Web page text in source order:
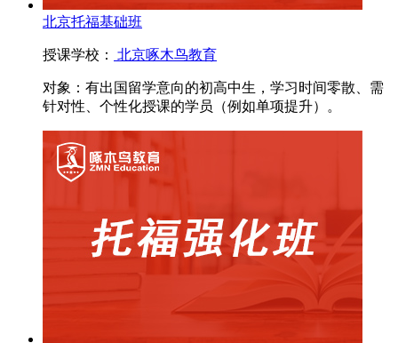
北京托福基础班
授课学校： 北京啄木鸟教育
对象： 有出国留学意向的初高中生，学习时间零散、需
针对性、个性化授课的学员（例如单项提升）。